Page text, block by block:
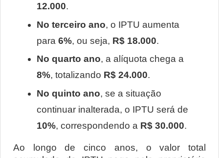
12.000.
No terceiro ano, o IPTU aumenta
para 6%, ou seja, R$ 18.000.
No quarto ano
8%, totalizando R$ 24.000.
No quinto ano, se a situação
10%, correspondendo a R$ 30.000.
Ao longo de cinco anos, o valor total